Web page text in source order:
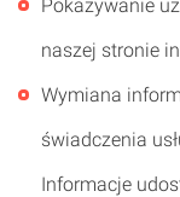
Pokazywanie
naszej stronie
Wymiana
świadczenia
Informacje